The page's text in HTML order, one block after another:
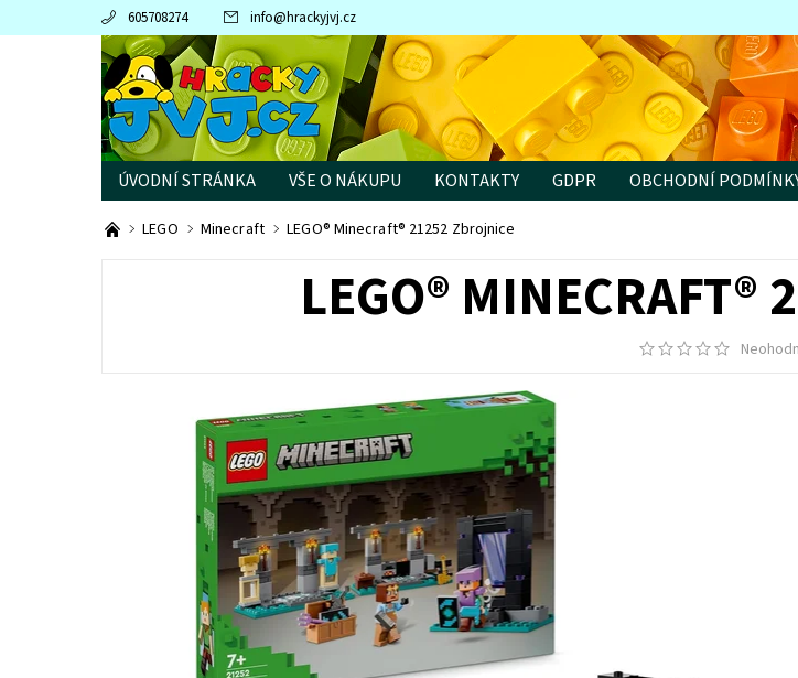
605708274 info@hrackyjvj.cz
ÚVODNÍ STRÁNKA VŠE O NÁKUPU KONTAKTY GDPR OBCHODNÍ
PRODÁVANÉ ZNAČKY
LEGO Minecraft LEGO® Minecraft® 21252 Zbrojnice
LEGO® MINECRAFT®